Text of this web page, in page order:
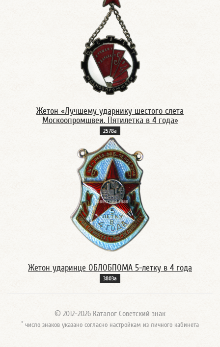
Жетон «Лучшему ударнику шестого слета
Москоопромшвеи. Пятилетка в 4 года»
2578а
Жетон ударинце ОБЛОБПОМА 5-летку в 4 года
3803а
© 2012-2026 Каталог Советский знак
* число знаков указано согласно настройкам из личного кабинета